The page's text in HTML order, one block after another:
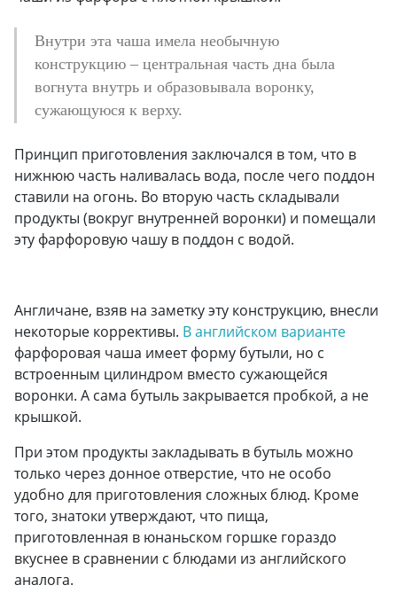
Внутри эта чаша имела необычную
конструкцию – центральная часть дна была
вогнута внутрь и образовывала воронку,
сужающуюся к верху.
Принцип приготовления заключался в том, что в
нижнюю часть наливалась вода, после чего поддон
ставили на огонь. Во вторую часть складывали
продукты (вокруг внутренней воронки) и помещали
эту фарфоровую чашу в поддон с водой.
Англичане, взяв на заметку эту конструкцию, внесли
некоторые коррективы. В английском варианте
фарфоровая чаша имеет форму бутыли, но с
встроенным цилиндром вместо сужающейся
воронки. А сама бутыль закрывается пробкой, а не
крышкой.
При этом продукты закладывать в бутыль можно
только через донное отверстие, что не особо
удобно для приготовления сложных блюд. Кроме
того, знатоки утверждают, что пища,
приготовленная в юнаньском горшке гораздо
вкуснее в сравнении с блюдами из английского
аналога.